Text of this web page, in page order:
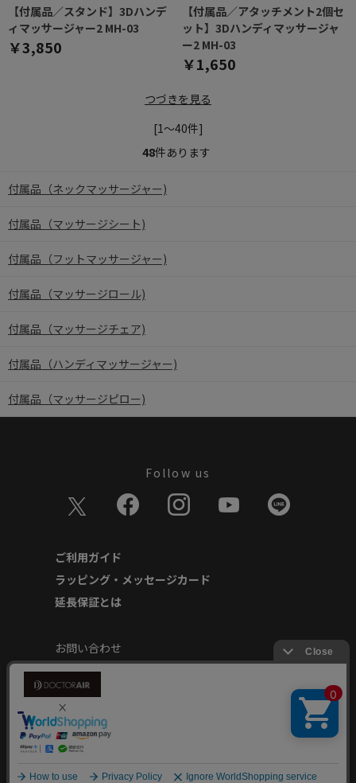
【付属品／スタンド】3Dハンデ
ィマッサージャー2 MH-03
￥3,850
【付属品／アタッチメント2個セ
ット】3Dハンディマッサージャ
ー2 MH-03
￥1,650
つづきを見る
[1～40件]
48件あります
付属品（ネックマッサージャー)
付属品（マッサージシート)
付属品（フットマッサージャー)
付属品（マッサージロール)
付属品（マッサージチェア)
付属品（ハンディマッサージャー)
付属品（マッサージピロー)
Follow us
ご利用ガイド
ラッピング・メッセージカード
延長保証とは
お問い合わせ
個人情報の取り扱いについて
特定商取引に基づく表記
商品延長保証規約
安心してご使用いただくために
Copyright © Dream Factory Inc. All rights reserved.